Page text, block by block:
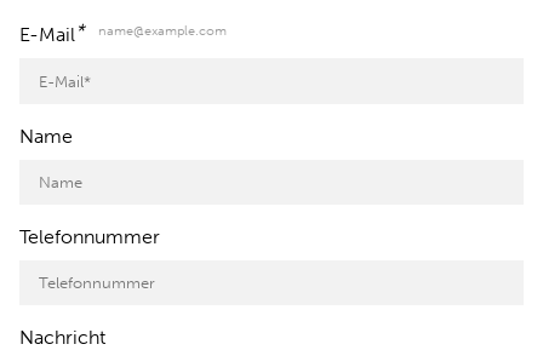
E-Mail* name@example.com
Name
Telefonnummer
Nachricht